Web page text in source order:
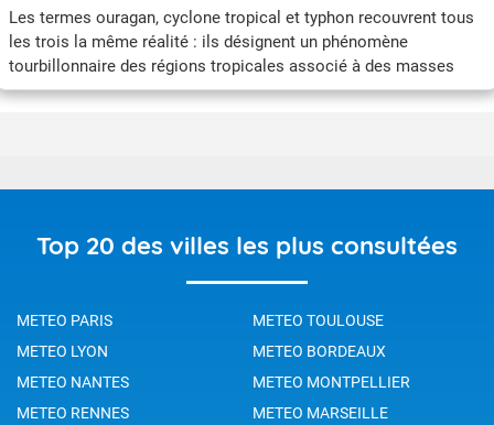
Les termes ouragan, cyclone tropical et typhon recouvrent tous
les trois la même réalité : ils désignent un phénomène
tourbillonnaire des régions tropicales associé à des masses
pluvio-orageuses organisées et accompagnées de vents dont la
Top 20 des villes les plus consultées
METEO PARIS
METEO TOULOUSE
METEO LYON
METEO BORDEAUX
METEO NANTES
METEO MONTPELLIER
METEO RENNES
METEO MARSEILLE